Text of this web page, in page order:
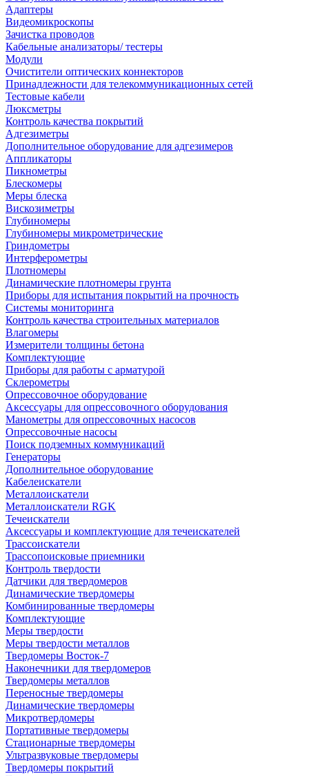
Адаптеры
Видеомикроскопы
Зачистка проводов
Кабельные анализаторы/ тестеры
Модули
Очистители оптических коннекторов
Принадлежности для телекоммуникационных сетей
Тестовые кабели
Люксметры
Контроль качества покрытий
Адгезиметры
Дополнительное оборудование для адгезимеров
Аппликаторы
Пикнометры
Блескомеры
Меры блеска
Вискозиметры
Глубиномеры
Глубиномеры микрометрические
Гриндометры
Интерферометры
Плотномеры
Динамические плотномеры грунта
Приборы для испытания покрытий на прочность
Системы мониторинга
Контроль качества строительных материалов
Влагомеры
Измерители толщины бетона
Комплектующие
Приборы для работы с арматурой
Склерометры
Опрессовочное оборудование
Аксессуары для опрессовочного оборудования
Манометры для опрессовочных насосов
Опрессовочные насосы
Поиск подземных коммуникаций
Генераторы
Дополнительное оборудование
Кабелеискатели
Металлоискатели
Металлоискатели RGK
Течеискатели
Аксессуары и комплектующие для течеискателей
Трассоискатели
Трассопоисковые приемники
Контроль твердости
Датчики для твердомеров
Динамические твердомеры
Комбинированные твердомеры
Комплектующие
Меры твердости
Меры твердости металлов
Твердомеры Восток-7
Наконечники для твердомеров
Твердомеры металлов
Переносные твердомеры
Динамические твердомеры
Микротвердомеры
Портативные твердомеры
Стационарные твердомеры
Ультразвуковые твердомеры
Твердомеры покрытий